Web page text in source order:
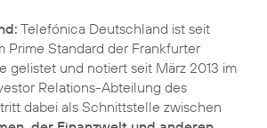
Telefónica Deutschland ist seit
Prime Standard der Frankfurter
gelistet und notiert seit März 2013 im
Relations-Abteilung des
dabei als Schnittstelle zwischen